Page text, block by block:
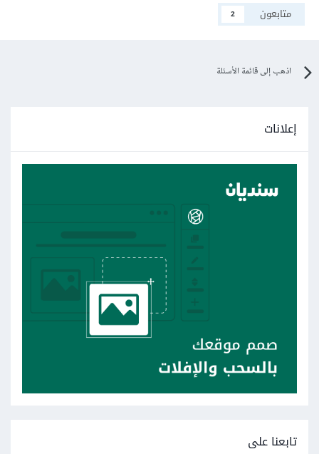
متابعون
2
اذهب إلى قائمة الأسئلة
إعلانات
تابعنا على